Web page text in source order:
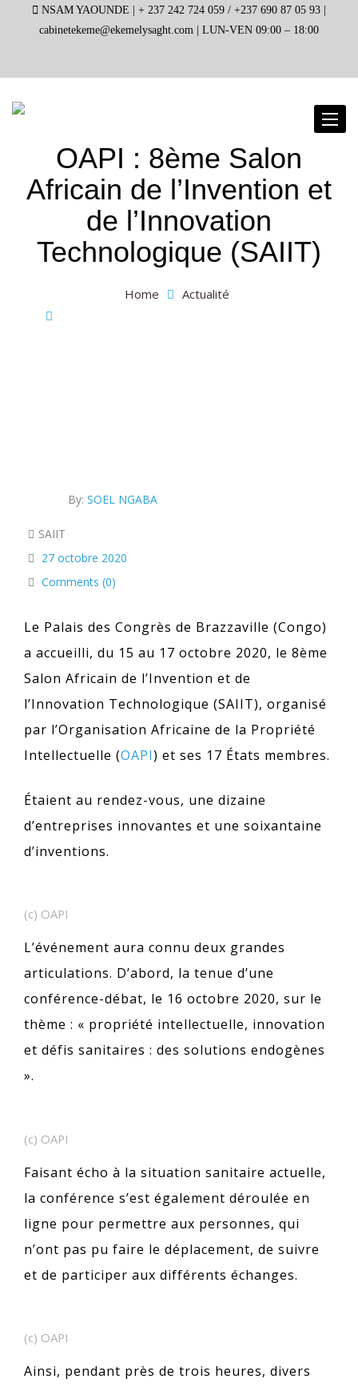
NSAM YAOUNDE | + 237 242 724 059 / +237 690 87 05 93 |
cabinetekeme@ekemelysaght.com | LUN-VEN 09:00 – 18:00
OAPI : 8ème Salon
Africain de l’Invention et
de l’Innovation
Technologique (SAIIT)
Home
Actualité
By: SOEL NGABA
SAIIT
27 octobre 2020
Comments (0)
Le Palais des Congrès de Brazzaville (Congo)
a accueilli, du 15 au 17 octobre 2020, le 8ème
Salon Africain de l’Invention et de
l’Innovation Technologique (SAIIT), organisé
par l’Organisation Africaine de la Propriété
Intellectuelle (OAPI) et ses 17 États membres.
Étaient au rendez-vous, une dizaine
d’entreprises innovantes et une soixantaine
d’inventions.
(c) OAPI
L’événement aura connu deux grandes
articulations. D’abord, la tenue d’une
conférence-débat, le 16 octobre 2020, sur le
thème : « propriété intellectuelle, innovation
et défis sanitaires : des solutions endogènes
».
(c) OAPI
Faisant écho à la situation sanitaire actuelle,
la conférence s’est également déroulée en
ligne pour permettre aux personnes, qui
n’ont pas pu faire le déplacement, de suivre
et de participer aux différents échanges.
(c) OAPI
Ainsi, pendant près de trois heures, divers